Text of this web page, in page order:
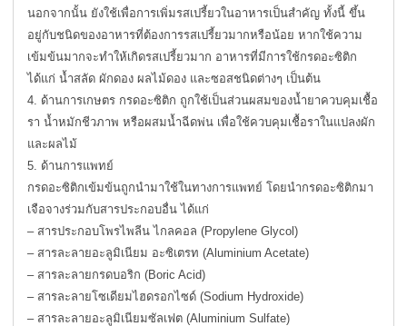
นอกจากนั้น ยังใช้เพื่อการเพิ่มรสเปรี้ยวในอาหารเป็นสำคัญ ทั้งนี้ ขึ้น
อยู่กับชนิดของอาหารที่ต้องการรสเปรี้ยวมากหรือน้อย หากใช้ความ
เข้มข้นมากจะทำให้เกิดรสเปรี้ยวมาก อาหารที่มีการใช้กรดอะซิติก
ได้แก่ น้ำสลัด ผักดอง ผลไม้ดอง และซอสชนิดต่างๆ เป็นต้น
4. ด้านการเกษตร กรดอะซิติก ถูกใช้เป็นส่วนผสมของน้ำยาควบคุมเชื้อ
รา น้ำหมักชีวภาพ หรือผสมน้ำฉีดพ่น เพื่อใช้ควบคุมเชื้อราในแปลงผัก
และผลไม้
5. ด้านการแพทย์
กรดอะซิติกเข้มข้นถูกนำมาใช้ในทางการแพทย์ โดยนำกรดอะซิติกมา
เจือจางร่วมกับสารประกอบอื่น ได้แก่
– สารประกอบโพรไพลีน ไกลคอล (Propylene Glycol)
– สารละลายอะลูมิเนียม อะซิเตรท (Aluminium Acetate)
– สารละลายกรดบอริก (Boric Acid)
– สารละลายโซเดียมไฮดรอกไซด์ (Sodium Hydroxide)
– สารละลายอะลูมิเนียมซัลเฟต (Aluminium Sulfate)